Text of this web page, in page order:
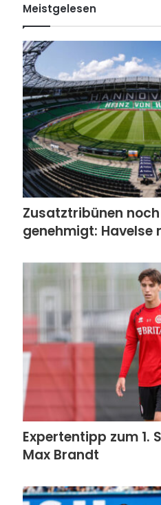
Meistgelesen
Zusatztribünen
genehmigt: Havelse
Expertentipp zum 1.
Max Brandt